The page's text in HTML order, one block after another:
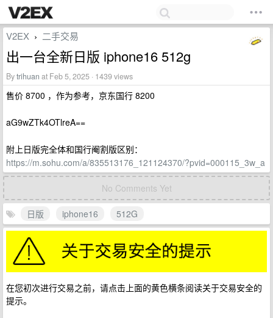
V2EX › 二手交易
出一台全新日版 iphone16 512g
Bytrihuan at Feb 5, 2025 · 1439 views
售价 8700 ，作为参考，京东国行 8200
aG9wZTk4OTlreA==
附上日版完全体和国行阉割版区别：
https://m.sohu.com/a/835513176_121124370/?pvid=000115_3w_a
No Comments Yet
日版 iphone16 512G
在您初次进行交易之前，请点击上面的黄色横条阅读关于交易安全的
提示。